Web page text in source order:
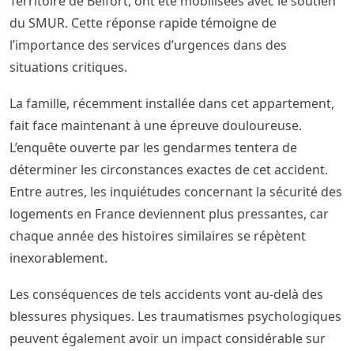
du SMUR. Cette réponse rapide témoigne de
l’importance des services d’urgences dans des
situations critiques.
La famille, récemment installée dans cet appartement,
fait face maintenant à une épreuve douloureuse.
L’enquête ouverte par les gendarmes tentera de
déterminer les circonstances exactes de cet accident.
Entre autres, les inquiétudes concernant la sécurité des
logements en France deviennent plus pressantes, car
chaque année des histoires similaires se répètent
inexorablement.
Les conséquences de tels accidents vont au-delà des
blessures physiques. Les traumatismes psychologiques
peuvent également avoir un impact considérable sur